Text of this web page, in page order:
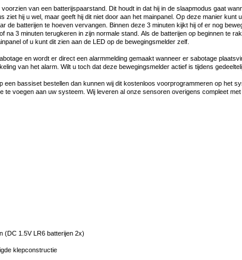
van een batterijspaarstand. Dit houdt in dat hij in de slaapmodus gaat
ziet hij u wel, maar geeft hij dit niet door aan het mainpanel. Op deze manier kunt
de batterijen te hoeven vervangen. Binnen deze 3 minuten kijkt hij of er nog
na 3 minuten terugkeren in zijn normale stand. Als de batterijen op beginnen te
of u kunt dit zien aan de LED op de bewegingsmelder zelf.
en wordt er direct een alarmmelding gemaakt wanneer er sabotage
van het alarm. Wilt u toch dat deze bewegingsmelder actief is tijdens
een bassiset bestellen dan kunnen wij dit kostenloos voorprogrammeren op het
te voegen aan uw systeem. Wij leveren al onze sensoren overigens compleet met
(DC 1.5V LR6 batterijen 2x)
klepconstructie